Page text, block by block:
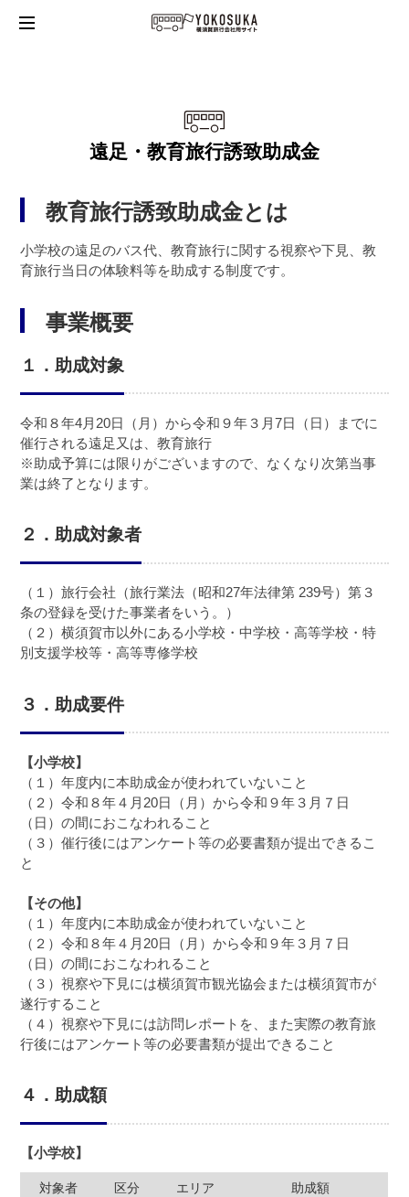
遠足・教育旅行誘致助成金
教育旅行誘致助成金とは
小学校の遠足のバス代、教育旅行に関する視察や下見、教
育旅行当日の体験料等を助成する制度です。
事業概要
１．助成対象
令和８年4月20日（月）から令和９年３月7日（日）までに
催行される遠足又は、教育旅行
※助成予算には限りがございますので、なくなり次第当事
業は終了となります。
２．助成対象者
（１）旅行会社（旅行業法（昭和27年法律第 239号）第３
条の登録を受けた事業者をいう。）
（２）横須賀市以外にある小学校・中学校・高等学校・特
別支援学校等・高等専修学校
３．助成要件
【小学校】
（１）年度内に本助成金が使われていないこと
（２）令和８年４月20日（月）から令和９年３月７日
（日）の間におこなわれること
（３）催行後にはアンケート等の必要書類が提出できるこ
と
【その他】
（１）年度内に本助成金が使われていないこと
（２）令和８年４月20日（月）から令和９年３月７日
（日）の間におこなわれること
（３）視察や下見には横須賀市観光協会または横須賀市が
遂行すること
（４）視察や下見には訪問レポートを、また実際の教育旅
行後にはアンケート等の必要書類が提出できること
４．助成額
【小学校】
対象者 区分 エリア 助成額